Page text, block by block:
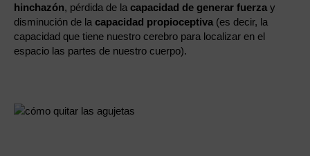
hinchazón, pérdida de la capacidad de generar fuerza y
disminución de la capacidad propioceptiva (es decir, la
capacidad que tiene nuestro cerebro para localizar en el
espacio las partes de nuestro cuerpo).